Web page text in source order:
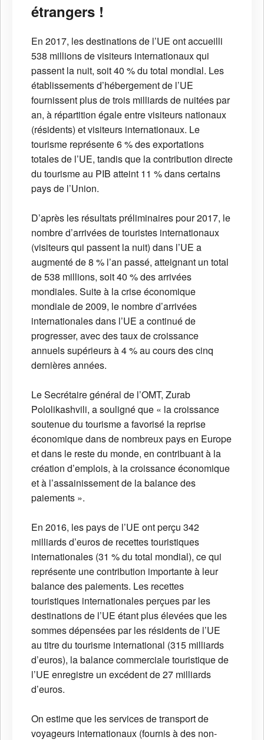
étrangers !
En 2017, les destinations de l’UE ont accueilli
538 millions de visiteurs internationaux qui
passent la nuit, soit 40 % du total mondial. Les
établissements d’hébergement de l’UE
fournissent plus de trois milliards de nuitées par
an, à répartition égale entre visiteurs nationaux
(résidents) et visiteurs internationaux. Le
tourisme représente 6 % des exportations
totales de l’UE, tandis que la contribution directe
du tourisme au PIB atteint 11 % dans certains
pays de l’Union.
D’après les résultats préliminaires pour 2017, le
nombre d’arrivées de touristes internationaux
(visiteurs qui passent la nuit) dans l’UE a
augmenté de 8 % l’an passé, atteignant un total
de 538 millions, soit 40 % des arrivées
mondiales. Suite à la crise économique
mondiale de 2009, le nombre d’arrivées
internationales dans l’UE a continué de
progresser, avec des taux de croissance
annuels supérieurs à 4 % au cours des cinq
dernières années.
Le Secrétaire général de l’OMT, Zurab
Pololikashvili, a souligné que « la croissance
soutenue du tourisme a favorisé la reprise
économique dans de nombreux pays en Europe
et dans le reste du monde, en contribuant à la
création d’emplois, à la croissance économique
et à l’assainissement de la balance des
paiements ».
En 2016, les pays de l’UE ont perçu 342
milliards d’euros de recettes touristiques
internationales (31 % du total mondial), ce qui
représente une contribution importante à leur
balance des paiements. Les recettes
touristiques internationales perçues par les
destinations de l’UE étant plus élevées que les
sommes dépensées par les résidents de l’UE
au titre du tourisme international (315 milliards
d’euros), la balance commerciale touristique de
l’UE enregistre un excédent de 27 milliards
d’euros.
On estime que les services de transport de
voyageurs internationaux (fournis à des non-